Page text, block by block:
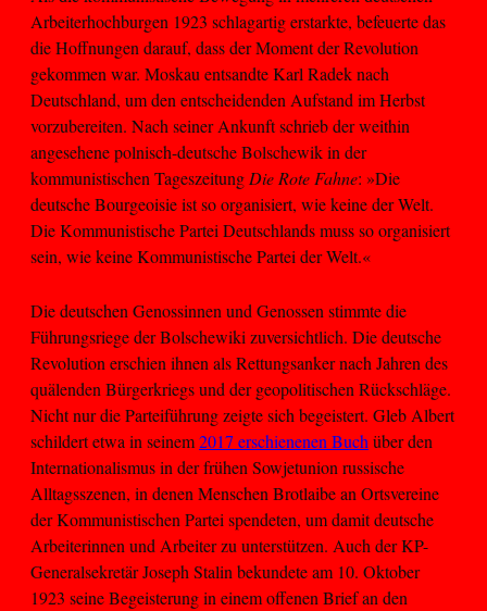
Arbeiterhochburgen 1923 schlagartig erstarkte, befeuerte das
die Hoffnungen darauf, dass der Moment der Revolution
gekommen war. Moskau entsandte Karl Radek nach
Deutschland, um den entscheidenden Aufstand im Herbst
vorzubereiten. Nach seiner Ankunft schrieb der weithin
angesehene polnisch-deutsche Bolschewik in der
kommunistischen Tageszeitung Die Rote Fahne: »Die
deutsche Bourgeoisie ist so organisiert, wie keine der Welt.
Die Kommunistische Partei Deutschlands muss so organisiert
sein, wie keine Kommunistische Partei der Welt.«
Die deutschen Genossinnen und Genossen stimmte die
Führungsriege der Bolschewiki zuversichtlich. Die deutsche
Revolution erschien ihnen als Rettungsanker nach Jahren des
quälenden Bürgerkriegs und der geopolitischen Rückschläge.
Nicht nur die Parteiführung zeigte sich begeistert. Gleb Albert
schildert etwa in seinem2017 erschienenen Buch über den
Internationalismus in der frühen Sowjetunion russische
Alltagsszenen, in denen Menschen Brotlaibe an Ortsvereine
der Kommunistischen Partei spendeten, um damit deutsche
Arbeiterinnen und Arbeiter zu unterstützen. Auch der KP-
Generalsekretär Joseph Stalin bekundete am 10. Oktober
1923 seine Begeisterung in einem offenen Brief an den